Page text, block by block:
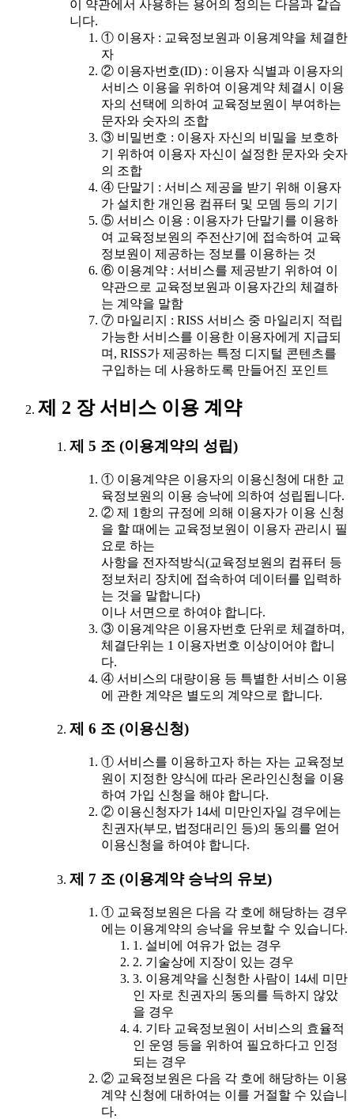
이 약관에서 사용하는 용어의 정의는 다음과 같습
니다.
① 이용자 : 교육정보원과 이용계약을 체결한
자
② 이용자번호(ID) : 이용자 식별과 이용자의
서비스 이용을 위하여 이용계약 체결시 이용
자의 선택에 의하여 교육정보원이 부여하는
문자와 숫자의 조합
③ 비밀번호 : 이용자 자신의 비밀을 보호하
기 위하여 이용자 자신이 설정한 문자와 숫자
의 조합
④ 단말기 : 서비스 제공을 받기 위해 이용자
가 설치한 개인용 컴퓨터 및 모뎀 등의 기기
⑤ 서비스 이용 : 이용자가 단말기를 이용하
여 교육정보원의 주전산기에 접속하여 교육
정보원이 제공하는 정보를 이용하는 것
⑥ 이용계약 : 서비스를 제공받기 위하여 이
약관으로 교육정보원과 이용자간의 체결하
는 계약을 말함
⑦ 마일리지 : RISS 서비스 중 마일리지 적립
가능한 서비스를 이용한 이용자에게 지급되
며, RISS가 제공하는 특정 디지털 콘텐츠를
구입하는 데 사용하도록 만들어진 포인트
제 2 장 서비스 이용 계약
제 5 조 (이용계약의 성립)
① 이용계약은 이용자의 이용신청에 대한 교
육정보원의 이용 승낙에 의하여 성립됩니다.
② 제 1항의 규정에 의해 이용자가 이용 신청
을 할 때에는 교육정보원이 이용자 관리시 필
요로 하는
사항을 전자적방식(교육정보원의 컴퓨터 등
정보처리 장치에 접속하여 데이터를 입력하
는 것을 말합니다)
이나 서면으로 하여야 합니다.
③ 이용계약은 이용자번호 단위로 체결하며,
체결단위는 1 이용자번호 이상이어야 합니
다.
④ 서비스의 대량이용 등 특별한 서비스 이용
에 관한 계약은 별도의 계약으로 합니다.
제 6 조 (이용신청)
① 서비스를 이용하고자 하는 자는 교육정보
원이 지정한 양식에 따라 온라인신청을 이용
하여 가입 신청을 해야 합니다.
② 이용신청자가 14세 미만인자일 경우에는
친권자(부모, 법정대리인 등)의 동의를 얻어
이용신청을 하여야 합니다.
제 7 조 (이용계약 승낙의 유보)
① 교육정보원은 다음 각 호에 해당하는 경우
에는 이용계약의 승낙을 유보할 수 있습니다.
1. 설비에 여유가 없는 경우
2. 기술상에 지장이 있는 경우
3. 이용계약을 신청한 사람이 14세 미만
인 자로 친권자의 동의를 득하지 않았
을 경우
4. 기타 교육정보원이 서비스의 효율적
인 운영 등을 위하여 필요하다고 인정
되는 경우
② 교육정보원은 다음 각 호에 해당하는 이용
계약 신청에 대하여는 이를 거절할 수 있습니
다.